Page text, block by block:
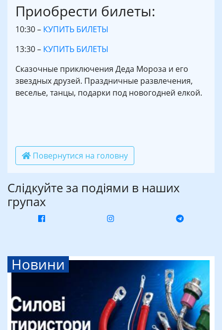
Приобрести билеты:
10:30 – КУПИТЬ БИЛЕТЫ
13:30 – КУПИТЬ БИЛЕТЫ
Сказочные приключения Деда Мороза и его
звездных друзей. Праздничные развлечения,
веселье, танцы, подарки под новогодней елкой.
Повернутися на головну
Слідкуйте за подіями в наших
групах
Новини